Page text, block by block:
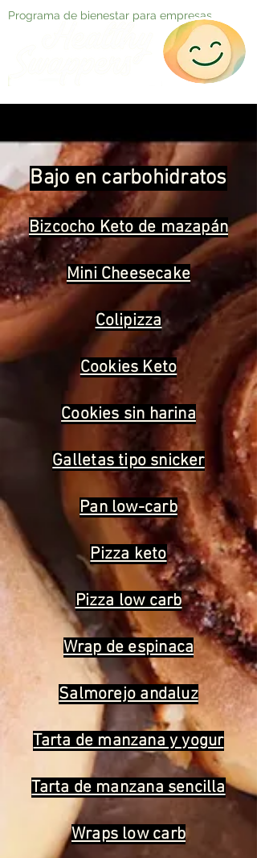
Programa de bienestar para empresas
Bajo en carbohidratos
Bizcocho Keto de mazapán
Mini Cheesecake
Colipizza
Cookies Keto
Cookies sin harina
Galletas tipo snicker
Pan low-carb
Pizza keto
Pizza low carb
Wrap de espinaca
Salmorejo andaluz
Tarta de manzana y yogur
Tarta de manzana sencilla
Wraps low carb